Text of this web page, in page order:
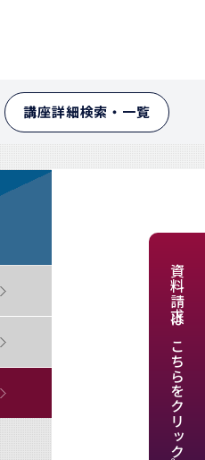
講座詳細検索・一覧
資料請求はこちらをクリック